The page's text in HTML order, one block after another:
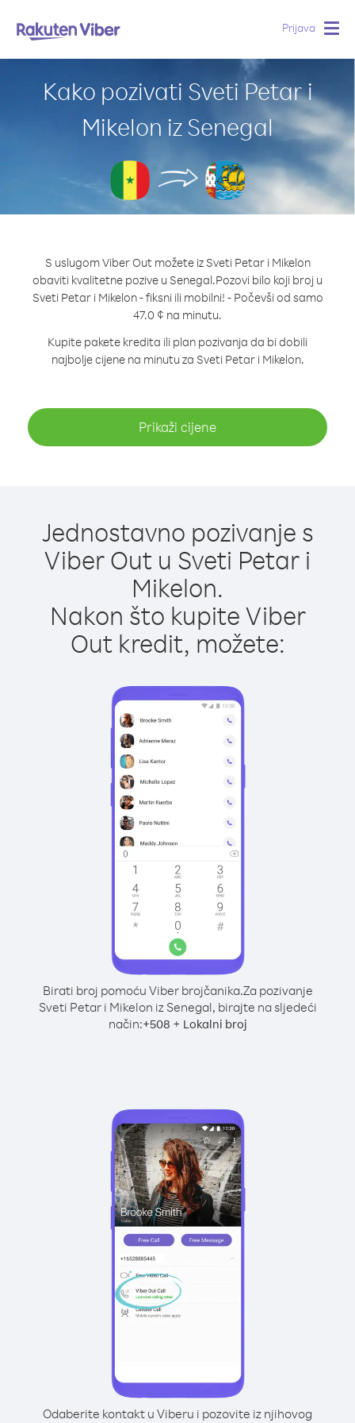
Prijava
Kako pozivati Sveti Petar i
Mikelon iz Senegal
S uslugom Viber Out možete iz Sveti Petar i Mikelon
obaviti kvalitetne pozive u Senegal.Pozovi bilo koji broj u
Sveti Petar i Mikelon - fiksni ili mobilni! - Počevši od samo
47.0 ¢ na minutu.
Kupite pakete kredita ili plan pozivanja da bi dobili
najbolje cijene na minutu za Sveti Petar i Mikelon.
Prikaži cijene
Jednostavno pozivanje s
Viber Out u Sveti Petar i
Mikelon.
Nakon što kupite Viber
Out kredit, možete:
Birati broj pomoću Viber brojčanika.Za pozivanje
Sveti Petar i Mikelon iz Senegal, birajte na sljedeći
način:+508 + Lokalni broj
Odaberite kontakt u Viberu i pozovite iz njihovog